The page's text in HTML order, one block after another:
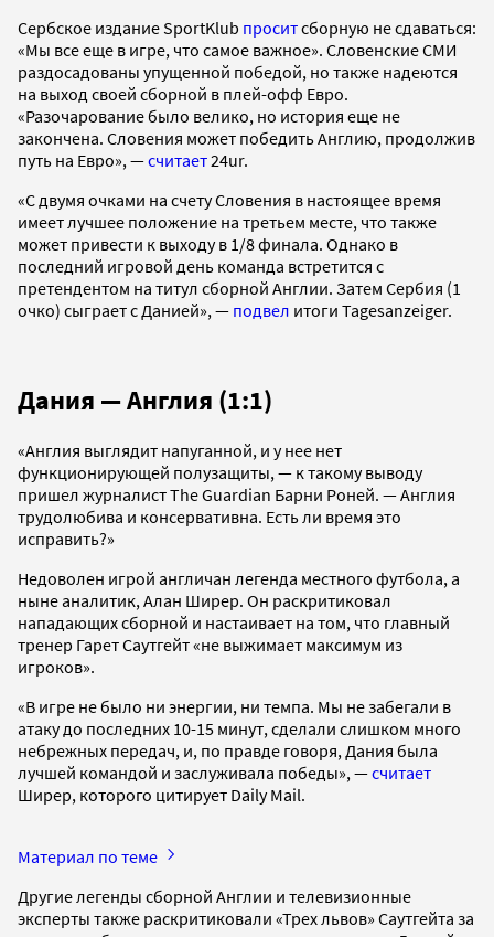
Сербское издание SportKlub проситсборную не сдаваться:
«Мы все еще в игре, что самое важное». Словенские СМИ
раздосадованы упущенной победой, но также надеются
на выход своей сборной в плей-офф Евро.
«Разочарование было велико, но история еще не
закончена. Словения может победить Англию, продолжив
путь на Евро», —считает24ur.
«С двумя очками на счету Словения в настоящее время
имеет лучшее положение на третьем месте, что также
может привести к выходу в 1/8 финала. Однако в
последний игровой день команда встретится с
претендентом на титул сборной Англии. Затем Сербия (1
очко) сыграет с Данией», — подвел итоги Tagesanzeiger.
Дания — Англия (1:1)
«Англия выглядит напуганной, и у нее нет
функционирующей полузащиты, — к такому выводу
пришел журналист The Guardian Барни Роней. — Англия
трудолюбива и консервативна. Есть ли время это
исправить?»
Недоволен игрой англичан легенда местного футбола, а
ныне аналитик, Алан Ширер. Он раскритиковал
нападающих сборной и настаивает на том, что главный
тренер Гарет Саутгейт «не выжимает максимум из
игроков».
«В игре не было ни энергии, ни темпа. Мы не забегали в
атаку до последних 10-15 минут, сделали слишком много
небрежных передач, и, по правде говоря, Дания была
лучшей командой и заслуживала победы», —считает
Ширер, которого цитирует Daily Mail.
Материал по теме
Другие легенды сборной Англии и телевизионные
эксперты также раскритиковали «Трех львов» Саутгейта за